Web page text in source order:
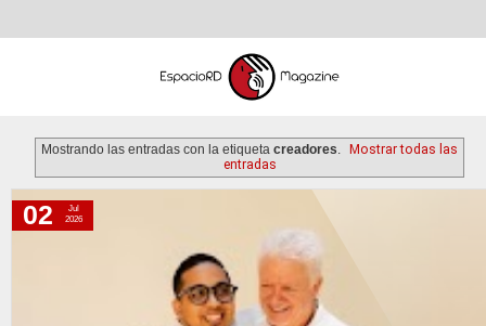
Mostrando las entradas con la etiquetacreadores
Mostrar todas las
entradas
jueves, 2 de julio de 2026
02
Jul
2026
miércoles, 7 de agosto de 2024